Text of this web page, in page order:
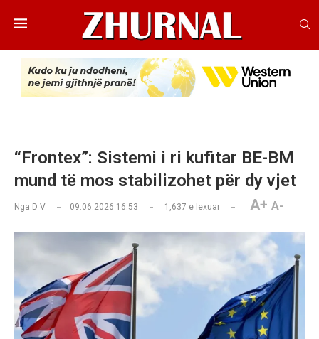
“Frontex”: Sistemi i ri kufitar BE-BM
mund të mos stabilizohet për dy vjet
Nga D V 09.06.2026 16:53 1,637 e lexuar A+ A-